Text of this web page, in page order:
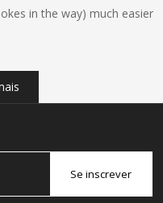
in the way) much easier
Se inscrever